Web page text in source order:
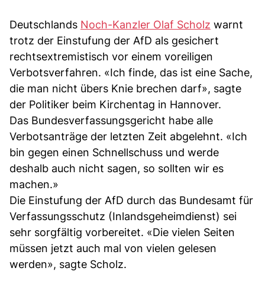
Deutschlands Noch-Kanzler Olaf Scholz warnt
trotz der Einstufung der AfD als gesichert
rechtsextremistisch vor einem voreiligen
Verbotsverfahren. «Ich finde, das ist eine Sache,
die man nicht übers Knie brechen darf», sagte
der Politiker beim Kirchentag in Hannover.
Das Bundesverfassungsgericht habe alle
Verbotsanträge der letzten Zeit abgelehnt. «Ich
bin gegen einen Schnellschuss und werde
deshalb auch nicht sagen, so sollten wir es
machen.»
Die Einstufung der AfD durch das Bundesamt für
Verfassungsschutz (Inlandsgeheimdienst) sei
sehr sorgfältig vorbereitet. «Die vielen Seiten
müssen jetzt auch mal von vielen gelesen
werden», sagte Scholz.